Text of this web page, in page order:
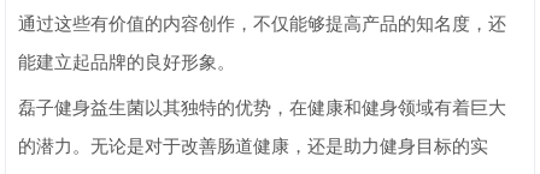
通过这些有价值的内容创作，不仅能够提高产品的知名度，还
能建立起品牌的良好形象。
磊子健身益生菌以其独特的优势，在健康和健身领域有着巨大
的潜力。无论是对于改善肠道健康，还是助力健身目标的实